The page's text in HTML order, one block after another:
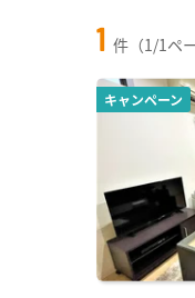
1 件（1/1ペー
キャンペーン